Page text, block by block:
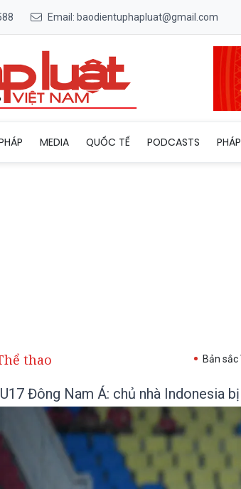
Email: baodientuphapluat@gmail.com
MEDIA QUỐC TẾ PODCASTS
thao Bản sắc
Đông Nam Á: chủ nhà Indonesia